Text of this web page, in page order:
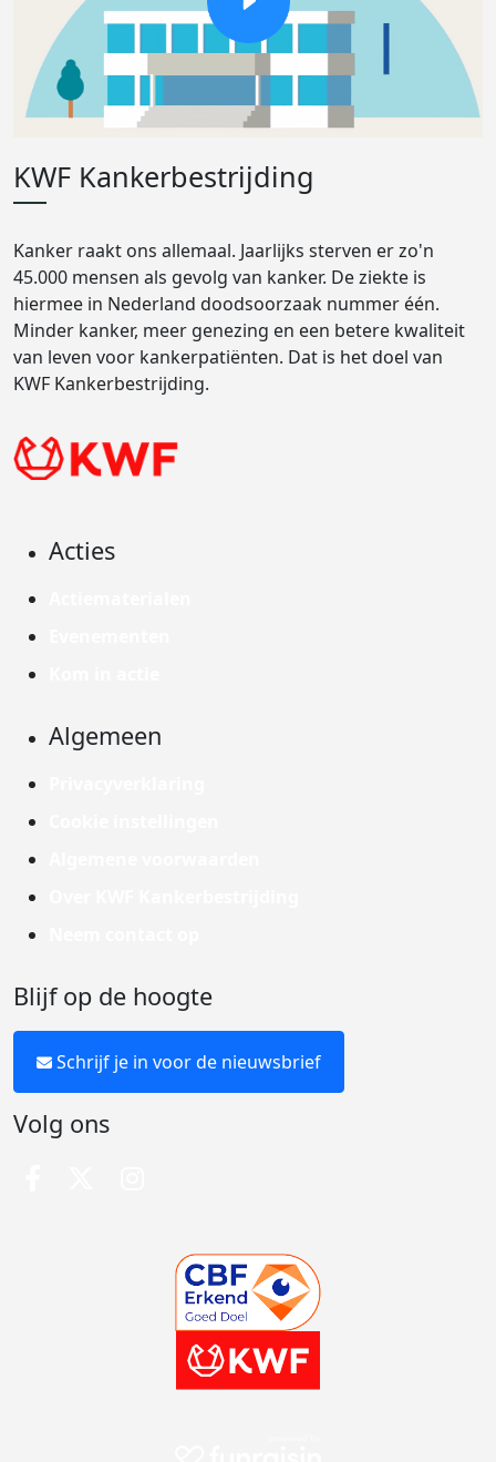
KWF Kankerbestrijding
Kanker raakt ons allemaal. Jaarlijks sterven er zo'n
45.000 mensen als gevolg van kanker. De ziekte is
hiermee in Nederland doodsoorzaak nummer één.
Minder kanker, meer genezing en een betere kwaliteit
van leven voor kankerpatiënten. Dat is het doel van
KWF Kankerbestrijding.
Acties
Algemeen
Blijf op de hoogte
Schrijf je in voor de nieuwsbrief
Volg ons